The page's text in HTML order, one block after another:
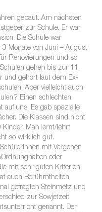
gebaut. Am nächsten
zur Schule. Er war
Die Schule war
3 Monate von Juni – August
Renovierungen und so
gehen bis zur 11.
und gehört laut dem Ex-
Aber vielleicht auch
Einen schlechten
auf uns. Es gab spezielle
Die Klassen sind nicht
Kinder. Man lernt/lehrt
so wirklich gut.
mit Vergehen
oder
mit sehr guten Kriterien
auch Berühmtheiten
gefragten Steinmetz und
zur Sowjetzeit
genannt. Der